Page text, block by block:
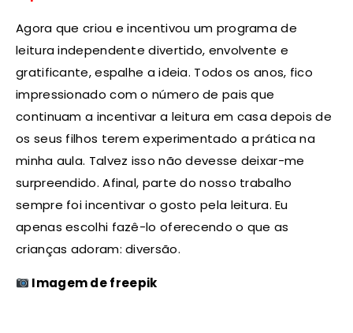
Agora que criou e incentivou um programa de
leitura independente divertido, envolvente e
gratificante, espalhe a ideia. Todos os anos, fico
impressionado com o número de pais que
continuam a incentivar a leitura em casa depois de
os seus filhos terem experimentado a prática na
minha aula. Talvez isso não devesse deixar-me
surpreendido. Afinal, parte do nosso trabalho
sempre foi incentivar o gosto pela leitura. Eu
apenas escolhi fazê-lo oferecendo o que as
crianças adoram: diversão.
Imagem de freepik